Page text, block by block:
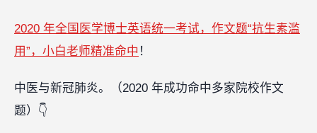
2020 年全国医学博士英语统一考试，作文题“抗生素滥
用”，小白老师精准命中 ！
中医与新冠肺炎。（2020 年成功命中多家院校作文
题）👇